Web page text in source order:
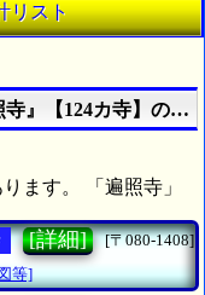
リスト
』【124カ寺】のす
ます。 「遍照寺」
[詳細]
[〒080-1408]
等]